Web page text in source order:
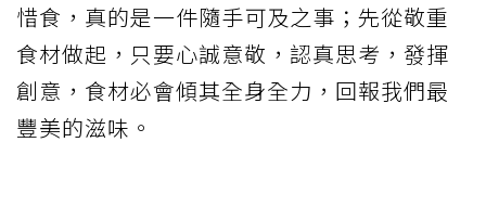
惜食，真的是一件隨手可及之事；先從敬重
食材做起，只要心誠意敬，認真思考，發揮
創意，食材必會傾其全身全力，回報我們最
豐美的滋味。